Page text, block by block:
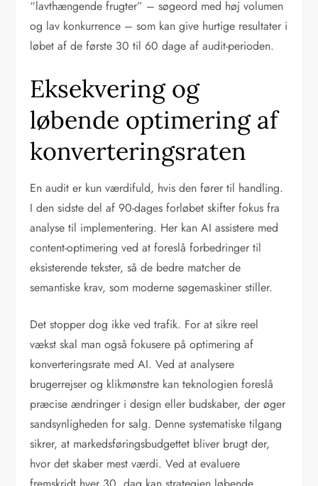
“lavthængende frugter” – søgeord med høj volumen
og lav konkurrence – som kan give hurtige resultater i
løbet af de første 30 til 60 dage af audit-perioden.
Eksekvering og
løbende optimering af
konverteringsraten
En audit er kun værdifuld, hvis den fører til handling.
I den sidste del af 90-dages forløbet skifter fokus fra
analyse til implementering. Her kan AI assistere med
content-optimering ved at foreslå forbedringer til
eksisterende tekster, så de bedre matcher de
semantiske krav, som moderne søgemaskiner stiller.
Det stopper dog ikke ved trafik. For at sikre reel
vækst skal man også fokusere på optimering af
konverteringsrate med AI. Ved at analysere
brugerrejser og klikmønstre kan teknologien foreslå
præcise ændringer i design eller budskaber, der øger
sandsynligheden for salg. Denne systematiske tilgang
sikrer, at markedsføringsbudgettet bliver brugt der,
hvor det skaber mest værdi. Ved at evaluere